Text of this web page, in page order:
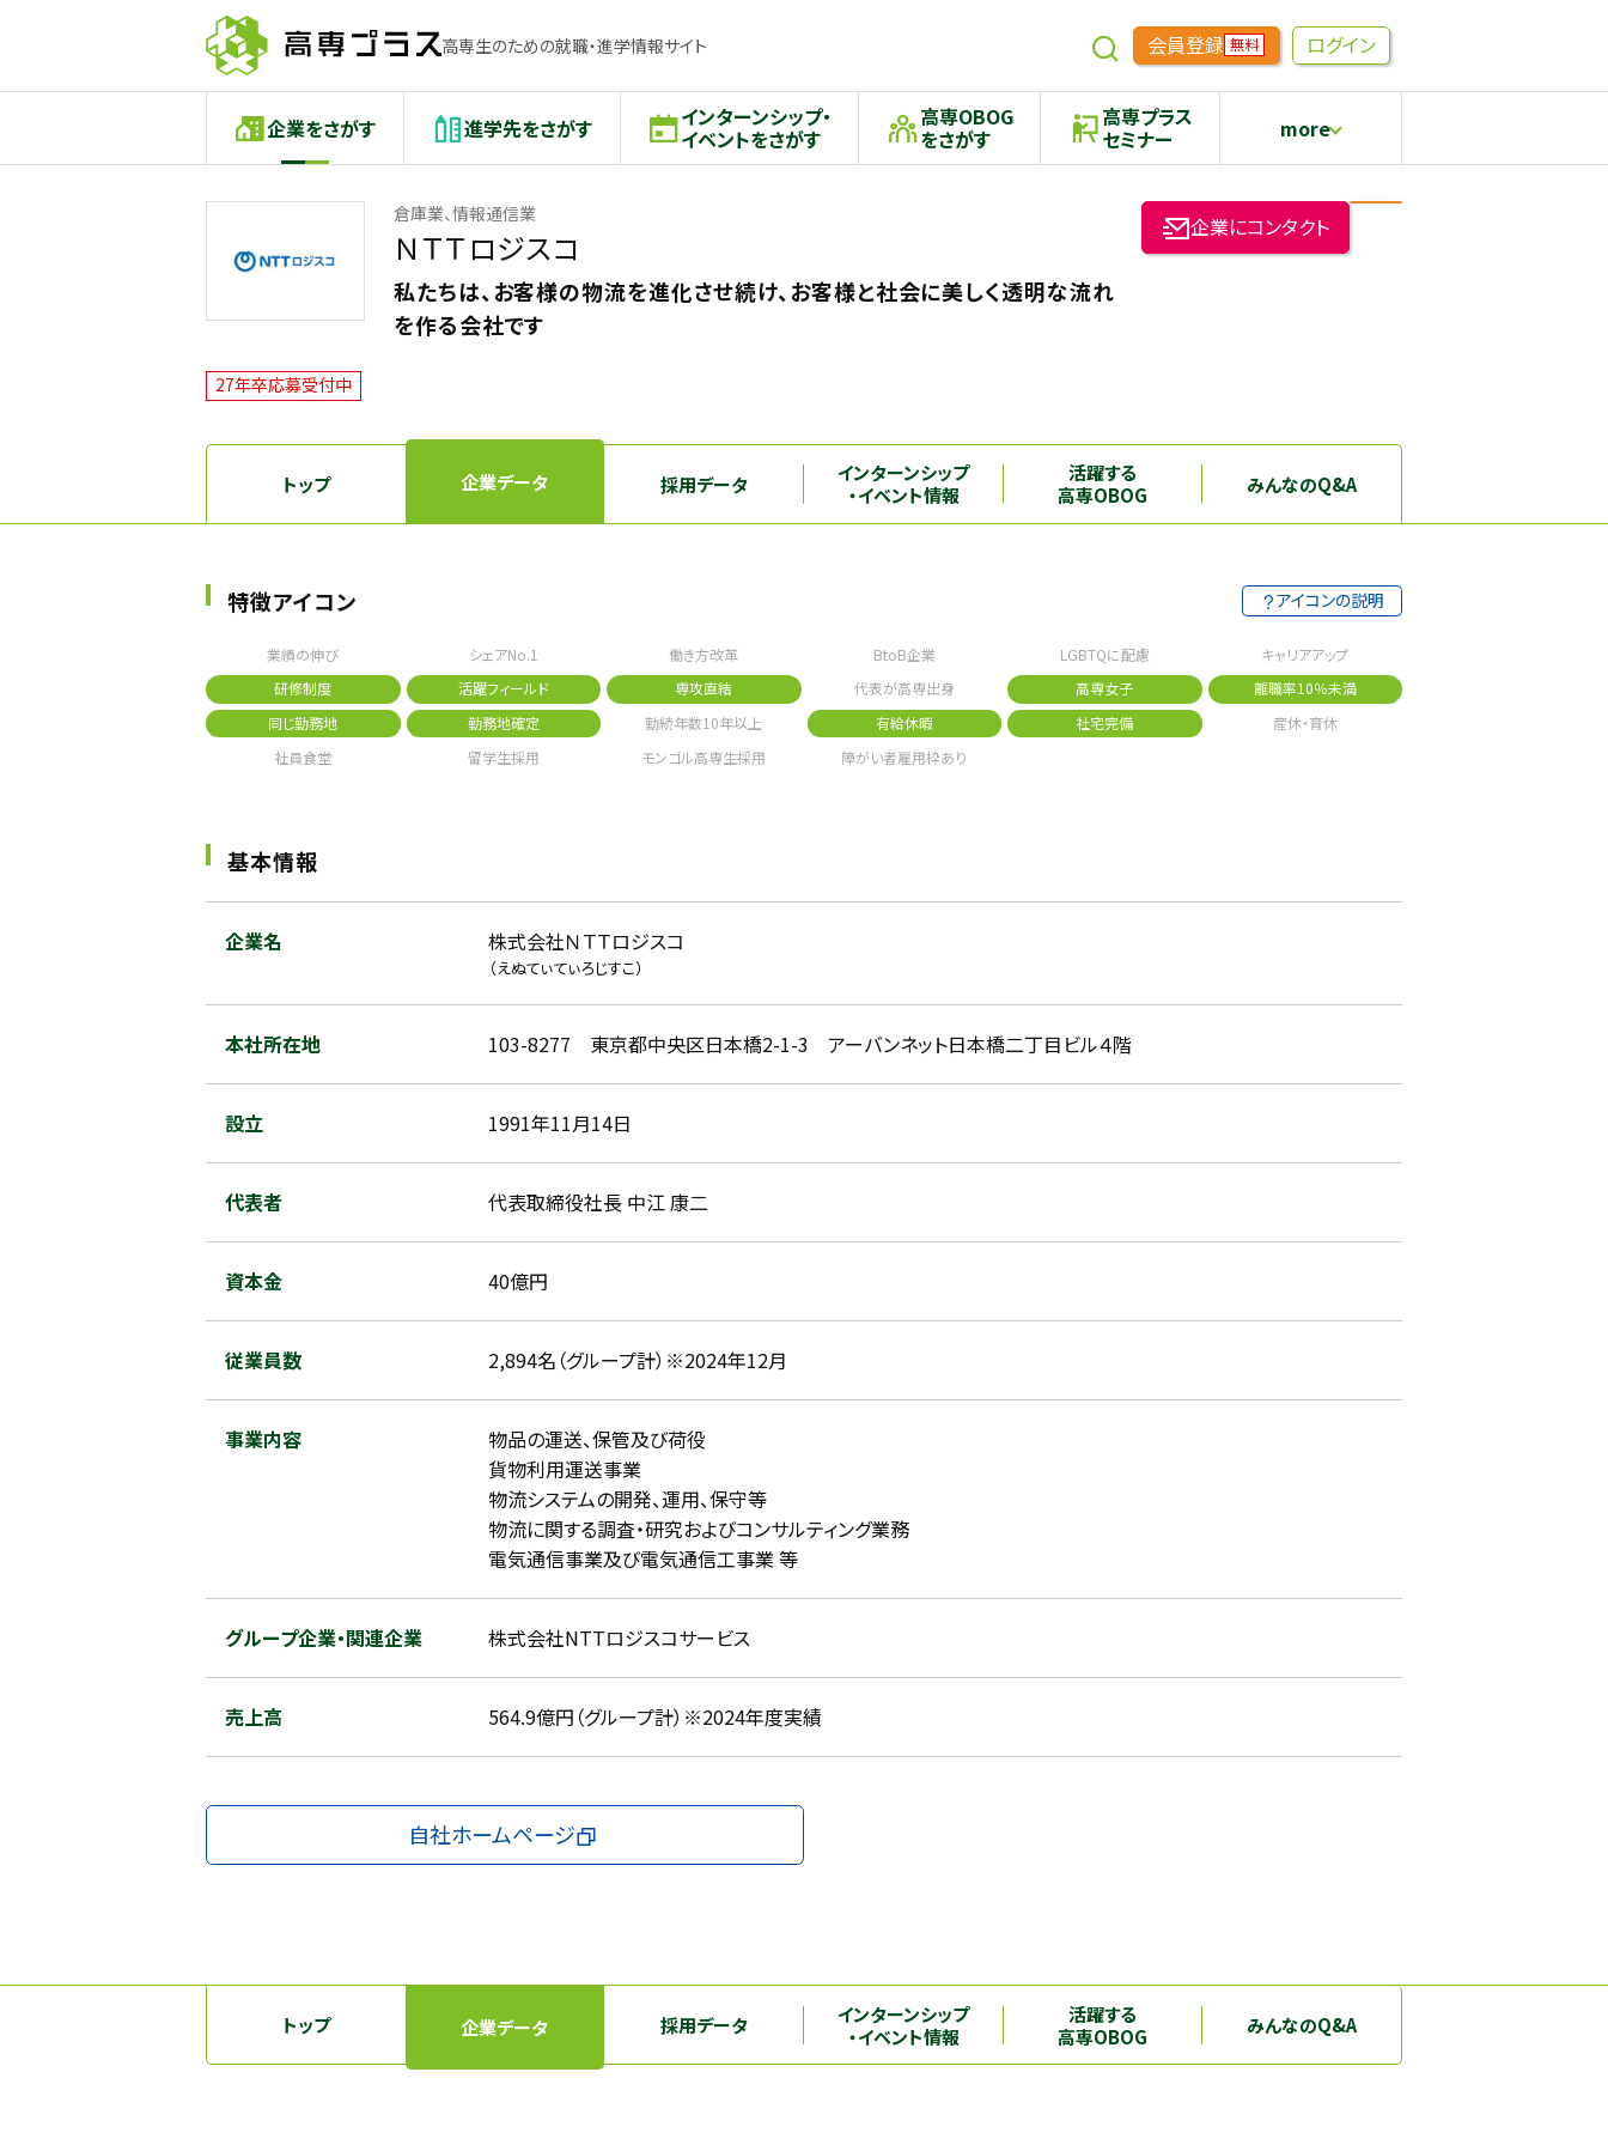
高専生のための就職・進学情報サイト 会員登録 無料 ログイン
企業をさがす 進学先をさがす インターンシップ・
イベントをさがす
高専OBOG
をさがす
高専プラス
セミナー more
高専生コミュニティめもらす
本科5年生・専攻科2年生向け
倉庫業、情報通信業
ＮＴＴロジスコ
私たちは、お客様の物流を進化させ続け、お客様と社会に美しく透明な流れ
を作る会社です
企業にコンタクト
27年卒応募受付中
トップ 企業データ 採用データ
インターンシップ
・イベント情報
活躍する
高専OBOG
みんなのQ&A
特徴アイコン アイコンの説明
業績の伸び シェアNo.1 働き方改革 BtoB企業 LGBTQに配慮
キャリアアップ
研修制度
活躍フィールド 専攻直結 代表が高専出身 高専女子
離職率10％未満
同じ勤務地
勤務地確定 勤続年数10年以上 有給休暇 社宅完備
産休・育休
社員食堂
留学生採用 モンゴル高専生採用 障がい者雇用枠あり
基本情報
企業名 株式会社ＮＴＴロジスコ
（えぬてぃてぃろじすこ）
本社所在地 103-8277 東京都中央区日本橋2-1-3 アーバンネット日本橋二丁目ビル４階
設立 1991年11月14日
代表者 代表取締役社長 中江 康二
資本金 40億円
従業員数 2,894名（グループ計）※2024年12月
事業内容
物品の運送、保管及び荷役
貨物利用運送事業
物流システムの開発、運用、保守等
物流に関する調査・研究およびコンサルティング業務
電気通信事業及び電気通信工事業 等
グループ企業・関連企業 株式会社NTTロジスコサービス
売上高 564.9億円（グループ計）※2024年度実績
自社ホームページ
トップ 企業データ 採用データ
インターンシップ
・イベント情報
活躍する
高専OBOG
みんなのQ&A